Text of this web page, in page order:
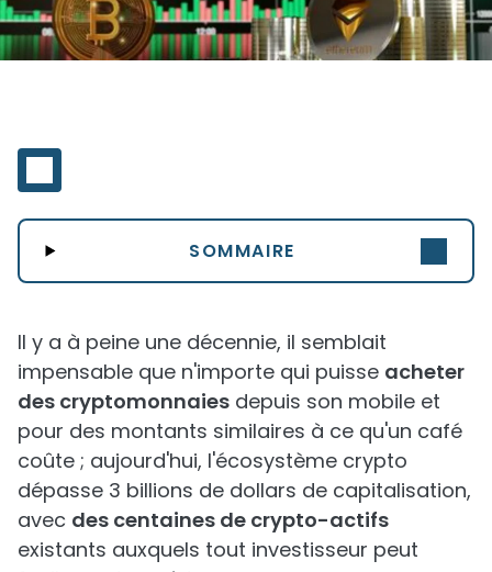
SOMMAIRE
Il y a à peine une décennie, il semblait
impensable que n'importe qui puisse acheter
des cryptomonnaies depuis son mobile et
pour des montants similaires à ce qu'un café
coûte ; aujourd'hui, l'écosystème crypto
dépasse 3 billions de dollars de capitalisation,
avec des centaines de crypto-actifs
existants auxquels tout investisseur peut